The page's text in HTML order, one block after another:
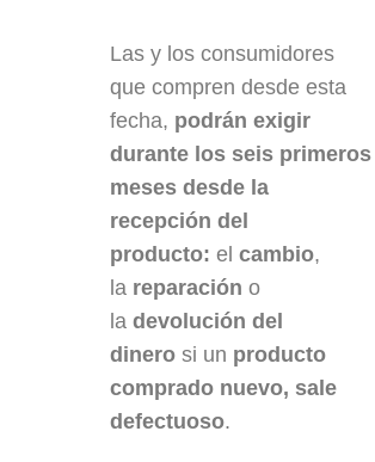
Las y los consumidores
que compren desde esta
fecha, podrán exigir
durante los seis primeros
meses desde la
recepción del
producto: el cambio,
la reparación o
la devolución del
dinero si un producto
comprado nuevo, sale
defectuoso.